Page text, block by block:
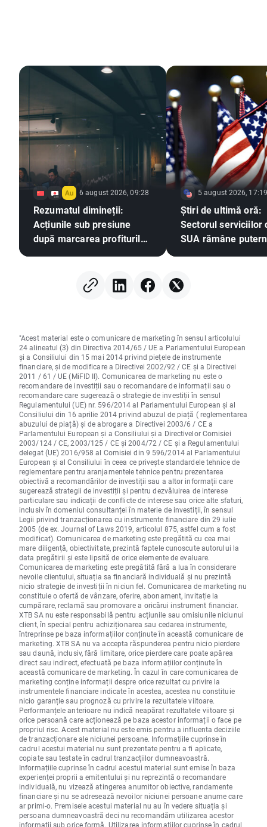
6 august 2026, 09:28
Rezumatul dimineții:
Acțiunile sub presiune
după marcarea profiturilor
(06.08.2026)
5 august 2026, 17:19
Știri de ultimă oră:
Sectorul serviciilor
SUA rămâne
"Acest material este o comunicare de marketing în sensul articolului
24 alineatul (3) din Directiva 2014/65 / UE a Parlamentului European
și a Consiliului din 15 mai 2014 privind piețele de instrumente
financiare, și de modificare a Directivei 2002/92 / CE și a Directivei
2011 / 61 / UE (MiFID II). Comunicarea de marketing nu este o
recomandare de investiții sau o recomandare de informații sau o
recomandare care sugerează o strategie de investiții în sensul
Regulamentului (UE) nr. 596/2014 al Parlamentului European și al
Consiliului din 16 aprilie 2014 privind abuzul de piață ( reglementarea
abuzului de piață) și de abrogare a Directivei 2003/6 / CE a
Parlamentului European și a Consiliului și a Directivelor Comisiei
2003/124 / CE, 2003/125 / CE și 2004/72 / CE și a Regulamentului
delegat (UE) 2016/958 al Comisiei din 9 596/2014 al Parlamentului
European și al Consiliului în ceea ce privește standardele tehnice de
reglementare pentru aranjamentele tehnice pentru prezentarea
obiectivă a recomandărilor de investiții sau a altor informații care
sugerează strategii de investiții și pentru dezvăluirea de interese
particulare sau indicații de conflicte de interese sau orice alte sfaturi,
inclusiv în domeniul consultanței în materie de investiții, în sensul
Legii privind tranzacționarea cu instrumente financiare din 29 iulie
2005 (de ex. Journal of Laws 2019, articolul 875, astfel cum a fost
modificat). Comunicarea de marketing este pregătită cu cea mai
mare diligență, obiectivitate, prezintă faptele cunoscute autorului la
data pregătirii și este lipsită de orice elemente de evaluare.
Comunicarea de marketing este pregătită fără a lua în considerare
nevoile clientului, situația sa financiară individuală și nu prezintă
nicio strategie de investiții în niciun fel. Comunicarea de marketing nu
constituie o ofertă de vânzare, oferire, abonament, invitație la
cumpărare, reclamă sau promovare a oricărui instrument financiar.
XTB SA nu este responsabilă pentru acțiunile sau omisiunile niciunui
client, în special pentru achiziționarea sau cedarea instrumente,
întreprinse pe baza informațiilor conținute în această comunicare de
marketing. XTB SA nu va accepta răspunderea pentru nicio pierdere
sau daună, inclusiv, fără limitare, orice pierdere care poate apărea
direct sau indirect, efectuată pe baza informațiilor conținute în
această comunicare de marketing. În cazul în care comunicarea de
marketing conține informații despre orice rezultat cu privire la
instrumentele financiare indicate în acestea, acestea nu constituie
nicio garanție sau prognoză cu privire la rezultatele viitoare.
Performanțele anterioare nu indică neapărat rezultatele viitoare și
orice persoană care acționează pe baza acestor informații o face pe
propriul risc. Acest material nu este emis pentru a influenta deciziile
de tranzacționare ale niciunei persoane. Informațiile cuprinse în
cadrul acestui material nu sunt prezentate pentru a fi aplicate,
copiate sau testate în cadrul tranzacțiilor dumneavoastră.
Informațiile cuprinse în cadrul acestui material sunt emise în baza
experienței proprii a emitentului și nu reprezintă o recomandare
individuală, nu vizează atingerea anumitor obiective, randamente
financiare și nu se adresează nevoilor niciunei persoane anume care
ar primi-o. Premisele acestui material nu au în vedere situația și
persoana dumneavoastră deci nu recomandăm utilizarea acestor
informații sub orice formă. Utilizarea informațiilor cuprinse în cadrul